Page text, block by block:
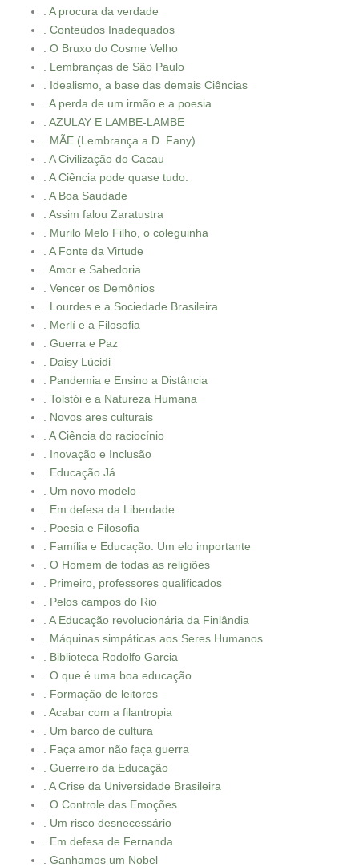
. A procura da verdade
. Conteúdos Inadequados
. O Bruxo do Cosme Velho
. Lembranças de São Paulo
. Idealismo, a base das demais Ciências
. A perda de um irmão e a poesia
. AZULAY E LAMBE-LAMBE
. MÃE (Lembrança a D. Fany)
. A Civilização do Cacau
. A Ciência pode quase tudo.
. A Boa Saudade
. Assim falou Zaratustra
. Murilo Melo Filho, o coleguinha
. A Fonte da Virtude
. Amor e Sabedoria
. Vencer os Demônios
. Lourdes e a Sociedade Brasileira
. Merlí e a Filosofia
. Guerra e Paz
. Daisy Lúcidi
. Pandemia e Ensino a Distância
. Tolstói e a Natureza Humana
. Novos ares culturais
. A Ciência do raciocínio
. Inovação e Inclusão
. Educação Já
. Um novo modelo
. Em defesa da Liberdade
. Poesia e Filosofia
. Família e Educação: Um elo importante
. O Homem de todas as religiões
. Primeiro, professores qualificados
. Pelos campos do Rio
. A Educação revolucionária da Finlândia
. Máquinas simpáticas aos Seres Humanos
. Biblioteca Rodolfo Garcia
. O que é uma boa educação
. Formação de leitores
. Acabar com a filantropia
. Um barco de cultura
. Faça amor não faça guerra
. Guerreiro da Educação
. A Crise da Universidade Brasileira
. O Controle das Emoções
. Um risco desnecessário
. Em defesa de Fernanda
. Ganhamos um Nobel